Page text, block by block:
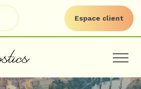
Espace client